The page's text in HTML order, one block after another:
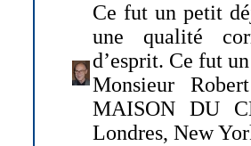
Ce fut un petit
une qualité
d’esprit. Ce fut
Monsieur
MAISON DU
Londres, New